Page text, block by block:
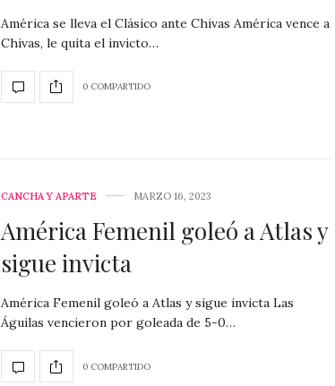
América se lleva el Clásico ante Chivas América vence a
Chivas, le quita el invicto…
0 COMPARTIDO
CANCHA Y APARTE MARZO 16, 2023
América Femenil goleó a Atlas y
sigue invicta
América Femenil goleó a Atlas y sigue invicta Las
Águilas vencieron por goleada de 5-0…
0 COMPARTIDO